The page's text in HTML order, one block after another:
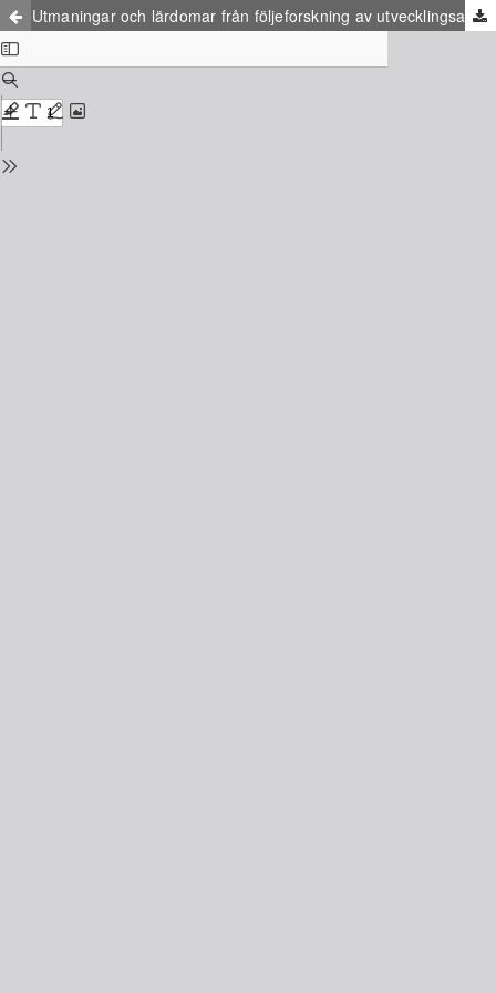
Utmaningar och lärdomar från följeforskning av utvecklingsarbete för barn och ungas välbefinnande